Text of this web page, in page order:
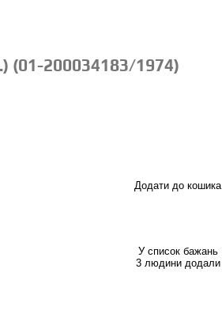
(01-200034183/1974)
Додати до кошика
У список бажань
3 людини додали